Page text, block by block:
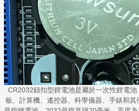
CR2032鈕扣型鋰電池是屬於一次性鋰電
板、計算機、遙控器、科學儀器、手錶和